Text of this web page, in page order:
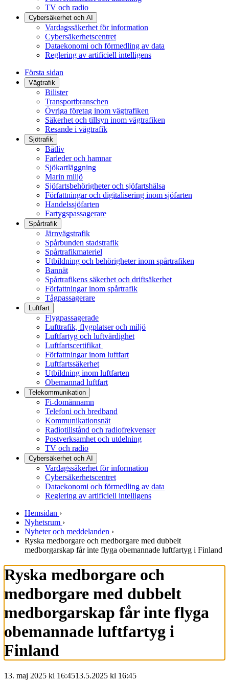
TV och radio
Cybersäkerhet och AI
Vardagssäkerhet för information
Cybersäkerhetscentret
Dataekonomi och förmedling av data
Reglering av artificiell intelligens
Första sidan
Vägtrafik
Bilister
Transportbranschen
Övriga företag inom vägtrafiken
Säkerhet och tillsyn inom vägtrafiken
Resande i vägtrafik
Sjötrafik
Båtliv
Farleder och hamnar
Sjökartläggning
Marin miljö
Sjöfartsbehörigheter och sjöfartshälsa
Författningar och digitalisering inom sjöfarten
Handelssjöfarten
Fartygspassagerare
Spårtrafik
Järnvägstrafik
Spårbunden stadstrafik
Spårtrafikmateriel
Utbildning och behörigheter inom spårtrafiken
Bannät
Spårtrafikens säkerhet och driftsäkerhet
Författningar inom spårtrafik
Tågpassagerare
Luftfart
Flygpassagerade
Lufttrafik, flygplatser och miljö
Luftfartyg och luftvärdighet
Luftfartscertifikat
Författningar inom luftfart
Luftfartssäkerhet
Utbildning inom luftfarten
Obemannad luftfart
Telekommunikation
Fi-domännamn
Telefoni och bredband
Kommunikationsnät
Radiotillstånd och radiofrekvenser
Postverksamhet och utdelning
TV och radio
Cybersäkerhet och AI
Vardagssäkerhet för information
Cybersäkerhetscentret
Dataekonomi och förmedling av data
Reglering av artificiell intelligens
Hemsidan ›
Nyhetsrum ›
Nyheter och meddelanden ›
Ryska medborgare och medborgare med dubbelt
medborgarskap får inte flyga obemannade luftfartyg i Finland
Ryska medborgare och
medborgare med dubbelt
medborgarskap får inte flyga
obemannade luftfartyg i
Finland
13. maj 2025 kl 16:4513.5.2025 kl 16:45